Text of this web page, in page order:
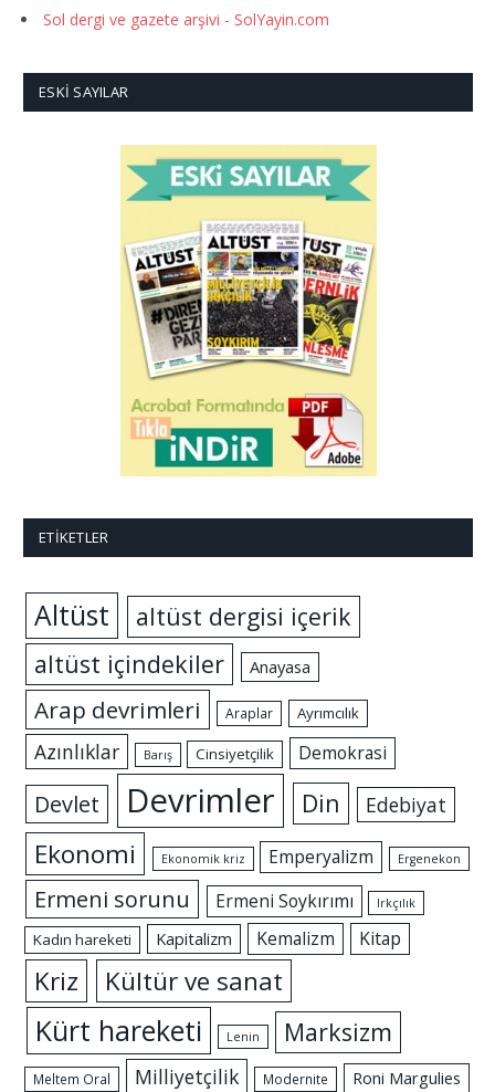
Sol dergi ve gazete arşivi - SolYayin.com
ESKI SAYILAR
ETIKETLER
Altüst
altüst dergisi içerik
altüst içindekiler
Anayasa
Arap devrimleri Araplar Ayrımcılık
Azınlıklar Barış Cinsiyetçilik Demokrasi
Devlet Devrimler Din Edebiyat
Ekonomi Ekonomik kriz Emperyalizm Ergenekon
Ermeni sorunu Ermeni Soykırımı Irkçılık
Kadın hareketi Kapitalizm Kemalizm Kitap
Kriz Kültür ve sanat
Kürt hareketi Lenin Marksizm
Meltem Oral Milliyetçilik Modernite Roni Margulies